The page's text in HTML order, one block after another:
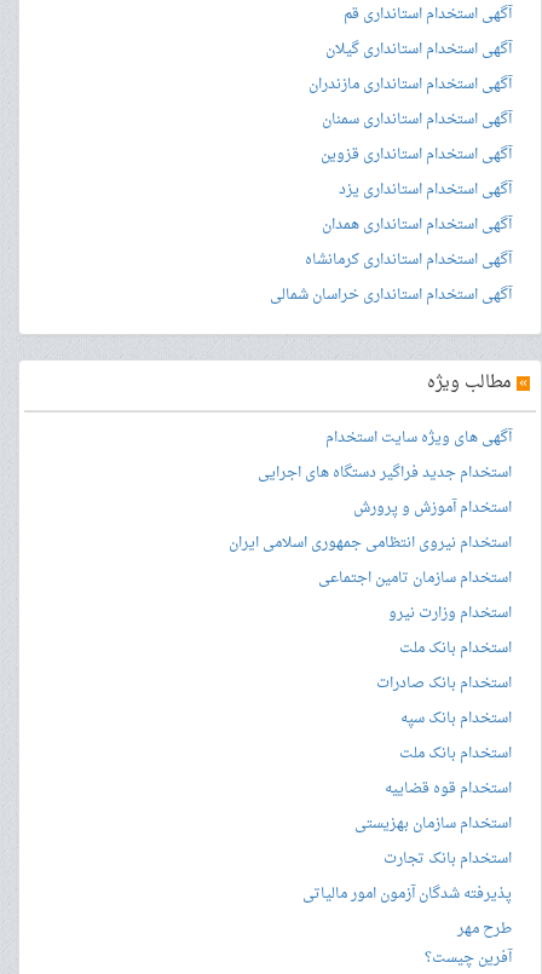
آگهی استخدام استانداری قم
آگهی استخدام استانداری گیلان
آگهی استخدام استانداری مازندران
آگهی استخدام استانداری سمنان
آگهی استخدام استانداری قزوین
آگهی استخدام استانداری یزد
آگهی استخدام استانداری همدان
آگهی استخدام استانداری کرمانشاه
آگهی استخدام استانداری خراسان شمالی
» مطالب ویژه
آگهی های ویژه سایت استخدام
استخدام جدید فراگیر دستگاه های اجرایی
استخدام آموزش و پرورش
استخدام نیروی انتظامی جمهوری اسلامی ایران
استخدام سازمان تامین اجتماعی
استخدام وزارت نیرو
استخدام بانک ملت
استخدام بانک صادرات
استخدام بانک سپه
استخدام بانک ملت
استخدام قوه قضاییه
استخدام سازمان بهزیستی
استخدام بانک تجارت
پذیرفته شدگان آزمون امور مالیاتی
طرح مهر
آفرین چیست؟